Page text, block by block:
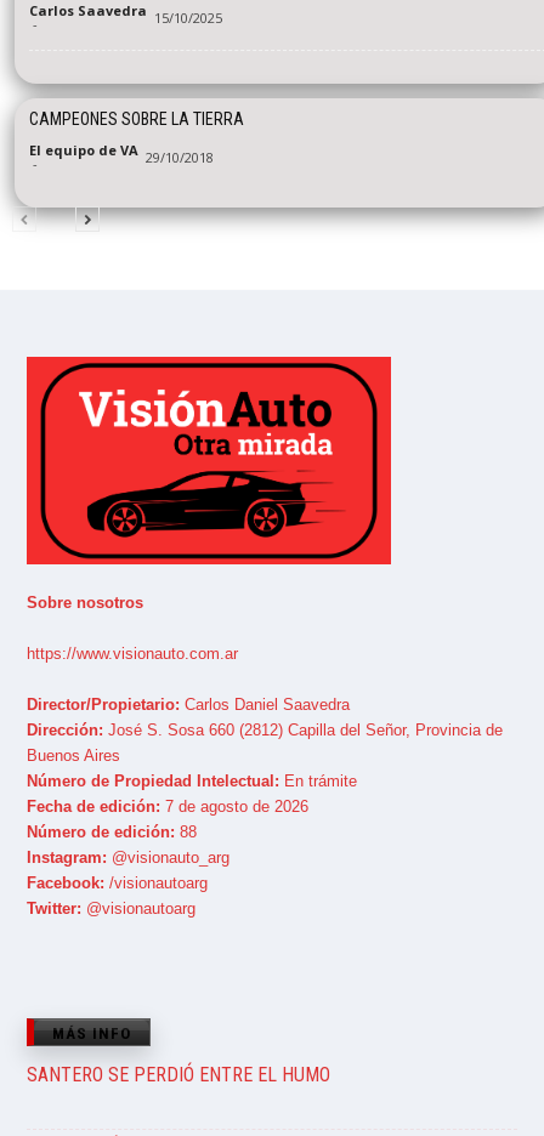
Carlos Saavedra
- 15/10/2025
CAMPEONES SOBRE LA TIERRA
El equipo de VA
- 29/10/2018
Sobre nosotros
https://www.visionauto.com.ar
Director/Propietario: Carlos Daniel Saavedra
Dirección: José S. Sosa 660 (2812) Capilla del Señor, Provincia de
Buenos Aires
Número de Propiedad Intelectual: En trámite
Fecha de edición: 7 de agosto de 2026
Número de edición: 88
Instagram: @visionauto_arg
Facebook: /visionautoarg
Twitter: @visionautoarg
MÁS INFO
SANTERO SE PERDIÓ ENTRE EL HUMO